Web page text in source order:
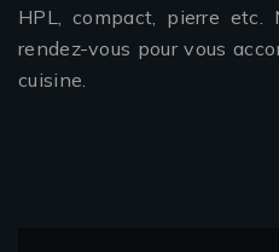
HPL, compact, pierre etc.
rendez-vous pour vous
cuisine.